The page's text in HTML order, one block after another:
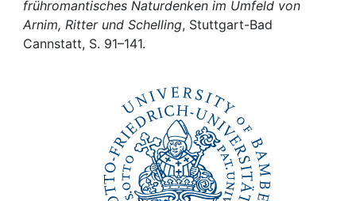
frühromantisches Naturdenken im Umfeld von
Arnim, Ritter und Schelling, Stuttgart-Bad
Cannstatt, S. 91–141.